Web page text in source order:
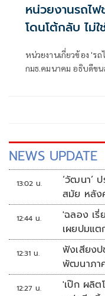
หน่วยงานรถไ
โดนโต้กลับ ไม่
หน่วยงานเกี่ยวข้อง 'ร
กมธ.คมนาคม อธิบดีขน
อุบัติเหตุ แต่เป็นปัญหา
เคยให้ออเดอร์ไปแล้ว
มาตรฐานคัดกรองพนั
NEWS UPDATE
13:02 น.
‘วัฒนา’
สมัย หลัง
12:44 น.
'ฉลอง เรี่
เผยปมแ
12:31 น.
ฟังเสียง
พัฒนาภา
12:27 น.
'เป๊ก ผลิต